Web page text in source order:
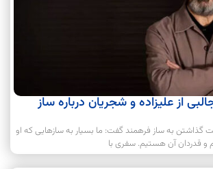
از علیزاده و شجریان درباره ساز
به ساز فرهمند گفت: ما بسیار به سازهایی که او
و قدردان آن هستیم. سفری با